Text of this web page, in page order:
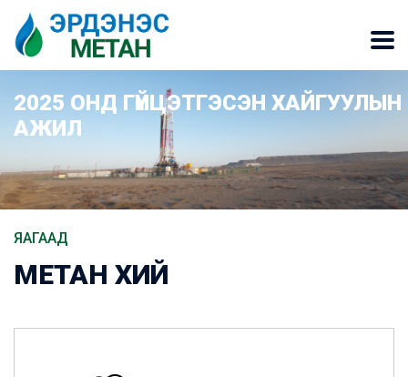
2025 ОНД ГҮЙЦЭТГЭСЭН ХАЙГУУЛЫН
АЖИЛ
ЯАГААД
МЕТАН ХИЙ